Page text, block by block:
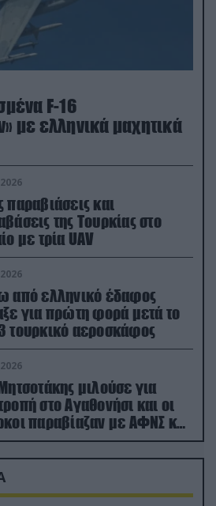
F-16
με ελληνικά μαχητικά
παραβιάσεις και
της Τουρκίας στο
με τρία UAV
από ελληνικό έδαφος
για πρώτη φορά μετά το
τουρκικό αεροσκάφος
μιλούσε για
στο Αγαθονήσι και οι
παραβίαζαν με ΑΦΝΣ και